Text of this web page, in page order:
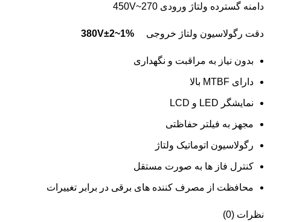
دامنه گسترده ولتاژ ورودی 270~450V
دقت رگولاسیون ولتاژ خروجی 380V±2~1%
بدون نیاز به مراقبت و نگهداری
دارای MTBF بالا
نمایشگر LED و LCD
مجهز به فیلتر حفاظتی
رگولاسیون اتوماتیک ولتاژ
کنترل فاز ها به صورت مستقل
محافظت از مصرف کننده های برقی در برابر تغییرات
نظرات (0)